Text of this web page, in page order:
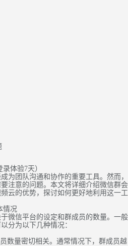
体验7天）
为团队沟通和协作的重要工具。然而，
注意的问题。本文将详细介绍微信群会
云的优势，探讨如何更好地利用这一工
情况
微信平台的设定和群成员的数量。一般
分为以下几种情况：
数量密切相关。通常情况下，群成员越